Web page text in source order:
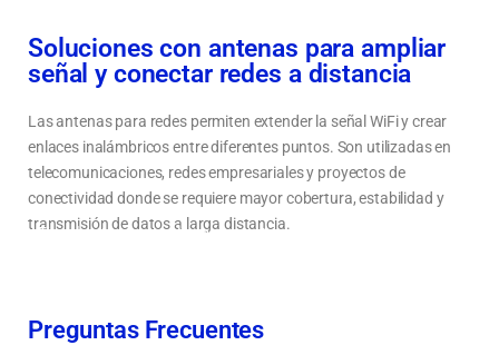
Soluciones con antenas para ampliar
señal y conectar redes a distancia
Las antenas para redes permiten extender la señal WiFi y crear
enlaces inalámbricos entre diferentes puntos. Son utilizadas en
telecomunicaciones, redes empresariales y proyectos de
conectividad donde se requiere mayor cobertura, estabilidad y
transmisión de datos a larga distancia.
Tipos de antenas para redes: punto a punto, sectoriales y omnidireccionales
Preguntas Frecuentes